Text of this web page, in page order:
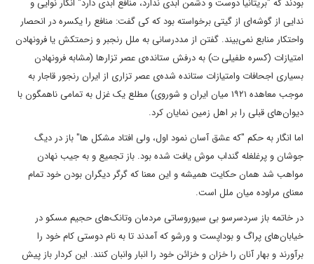
ندایی از گوشه‌ای از گیتی برخواسته بود که کی گفت: منافع را یکسره در انحصار
واحتکار منابع نمی‌بیند. گفتن از مددرسانی به ملل رنجبر و زحمتکش یا فرونهادن
امتیازات (کسره طفیلی ت) به درفش ستانده‌ی عصر تزار‌ها (مشابه فرونهادن
بسیاری اجحافات وامتیازات ستانده شده‌ی عصر تزاری از ایران رنجور قاجار به
موجب معاهده ۱۹۲۱ میان ایران و شوروی) مطلع یک غزل به تمامی ناهمگون با
دیوان‌های قبلی را بر اهل زمین نمایان کرد.
اما انگار به حکم "که عشق آسان نمود اول، ولی افتاد مشکل ها" باز در دیگ
جوشان و پرغلغله گنداب موش یافت شده بود. باز تجمیع و به جیب نهادن
مواهب شد همان حکایت همیشه و این معنا که گرگر دیگران بودن خود تمام
معنای مراوده میان ملل است.
در خاتمه باز سردسرسو بی سیوروساتی مردمان وتانک‌های حجیم مسکو در
خیابان‌های پراگ و بوداپست و ورشو که آمدند تا به نام دوستی کام خود را
برآورند و بهار آنان را خزان و خزائن خود را انبار وانبان کنند. این کردار باز پیش